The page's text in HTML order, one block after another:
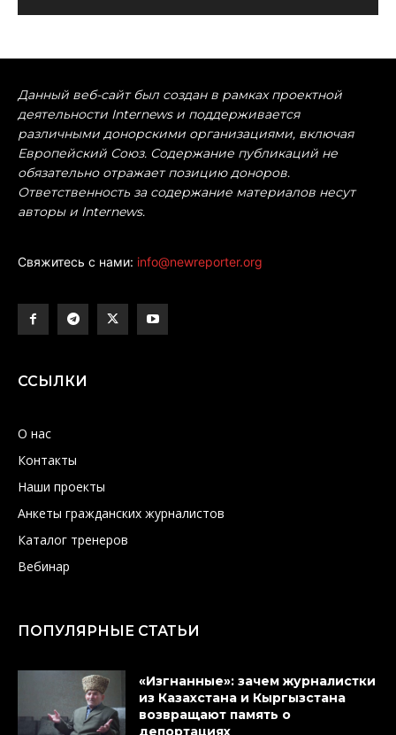
Данный веб-сайт был создан в рамках проектной
деятельности Internews и поддерживается
различными донорскими организациями, включая
Европейский Союз. Содержание публикаций не
обязательно отражает позицию доноров.
Ответственность за содержание материалов несут
авторы и Internews.
Свяжитесь с нами: info@newreporter.org
ССЫЛКИ
О нас
Контакты
Наши проекты
Анкеты гражданских журналистов
Каталог тренеров
Вебинар
ПОПУЛЯРНЫЕ СТАТЬИ
«Изгнанные»: зачем журналистки
из Казахстана и Кыргызстана
возвращают память о
депортациях